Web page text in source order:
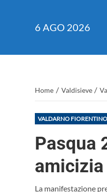
6 AGO 2026
Home / Valdisieve /
VALDARNO FIORENTINO
Pasqua
La manifestazione